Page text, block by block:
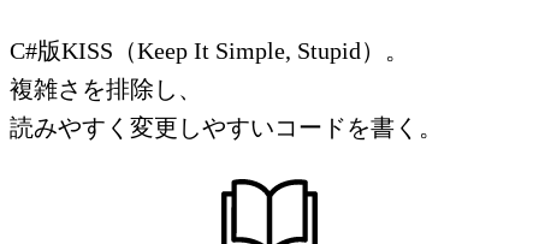
C#版KISS（Keep It Simple, Stupid）。
複雑さを排除し、
読みやすく変更しやすいコードを書く。